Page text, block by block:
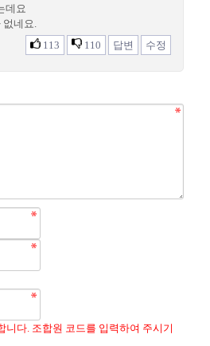
데요
없네요.
113
110 답변 수정
니다. 조합원 코드를 입력하여 주시기